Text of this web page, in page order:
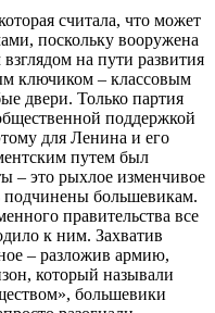
считала, что может
поскольку вооружена
на пути развития
ключиком – классовым
двери. Только партия
поддержкой
для Ленина и его
путем был
– это рыхлое изменчивое
подчинены большевикам.
правительства все
к ним. Захватив
– разложив армию,
который называли
большевики